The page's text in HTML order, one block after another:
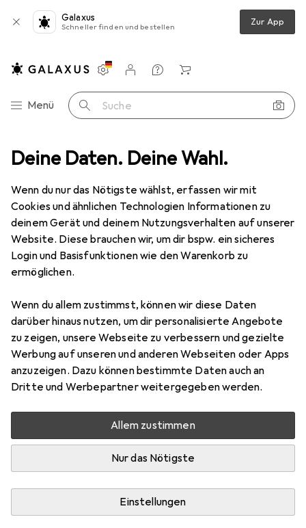
Deine Daten. Deine Wahl.
Wenn du nur das Nötigste wählst, erfassen wir mit
Cookies und ähnlichen Technologien Informationen zu
deinem Gerät und deinem Nutzungsverhalten auf unserer
Website. Diese brauchen wir, um dir bspw. ein sicheres
Login und Basisfunktionen wie den Warenkorb zu
ermöglichen.
Wenn du allem zustimmst, können wir diese Daten
darüber hinaus nutzen, um dir personalisierte Angebote
zu zeigen, unsere Webseite zu verbessern und gezielte
Werbung auf unseren und anderen Webseiten oder Apps
anzuzeigen. Dazu können bestimmte Daten auch an
Dritte und Werbepartner weitergegeben werden.
Allem zustimmen
Nur das Nötigste
Einstellungen
Galaxus
Schneller finden und bestellen Zur App
Navigation nach Kategorien
Menü Suche
Einstellungen
Kundenkonto
Vergleichslisten
Merklisten
Warenkorb
Messuhr + Messschraube Mahr Messuhr MarCator
2 Bilder
MahrMessuhr MarCator
EUR
258,52
1
Bewertungen
Nur 1 Stück an Lager beim Lieferanten
Lieferort angeben für genaue Lieferzeit
In den Warenkorb